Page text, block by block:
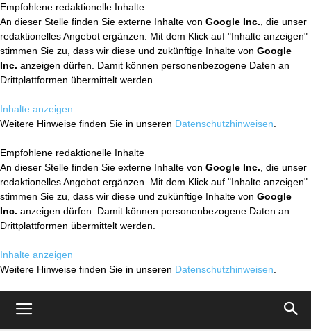
Empfohlene redaktionelle Inhalte
An dieser Stelle finden Sie externe Inhalte von Google Inc. , die unser
redaktionelles Angebot ergänzen. Mit dem Klick auf "Inhalte anzeigen"
stimmen Sie zu, dass wir diese und zukünftige Inhalte von Google
Inc. anzeigen dürfen. Damit können personenbezogene Daten an
Drittplattformen übermittelt werden.
Inhalte anzeigen
Weitere Hinweise finden Sie in unseren Datenschutzhinweisen
Empfohlene redaktionelle Inhalte
An dieser Stelle finden Sie externe Inhalte von Google Inc. , die unser
redaktionelles Angebot ergänzen. Mit dem Klick auf "Inhalte anzeigen"
stimmen Sie zu, dass wir diese und zukünftige Inhalte von Google
Inc. anzeigen dürfen. Damit können personenbezogene Daten an
Drittplattformen übermittelt werden.
Inhalte anzeigen
Weitere Hinweise finden Sie in unseren Datenschutzhinweisen